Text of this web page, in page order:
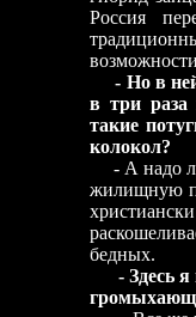
Россия
- Но в
в три раза
такие
колокол?
- А надо ли
жилищную
бедных.
- Здесь